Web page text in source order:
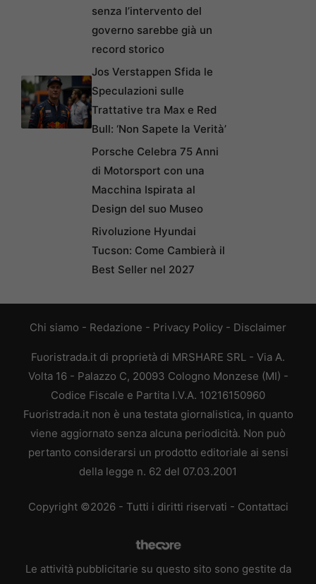
senza l’intervento del
governo sarebbe già un
record storico
Jos Verstappen Sfida le
Speculazioni sulle
Trattative tra Max e Red
Bull: ‘Non Sapete la Verità’
Porsche Celebra 75 Anni
di Motorsport con una
Macchina Ispirata al
Design del suo Museo
Rivoluzione Hyundai
Tucson: Come Cambierà il
Best Seller nel 2027
Chi siamo - Redazione - Privacy Policy - Disclaimer
Fuoristrada.it di proprietà di MRSHARE SRL - Via A.
Volta 16 - Palazzo C, 20093 Cologno Monzese (MI) -
Codice Fiscale e Partita I.V.A. 10216150960
Fuoristrada.it non è una testata giornalistica, in quanto
viene aggiornato senza alcuna periodicità. Non può
pertanto considerarsi un prodotto editoriale ai sensi
della legge n. 62 del 07.03.2001
Copyright ©2026 - Tutti i diritti riservati - Contattaci
Le attività pubblicitarie su questo sito sono gestite da